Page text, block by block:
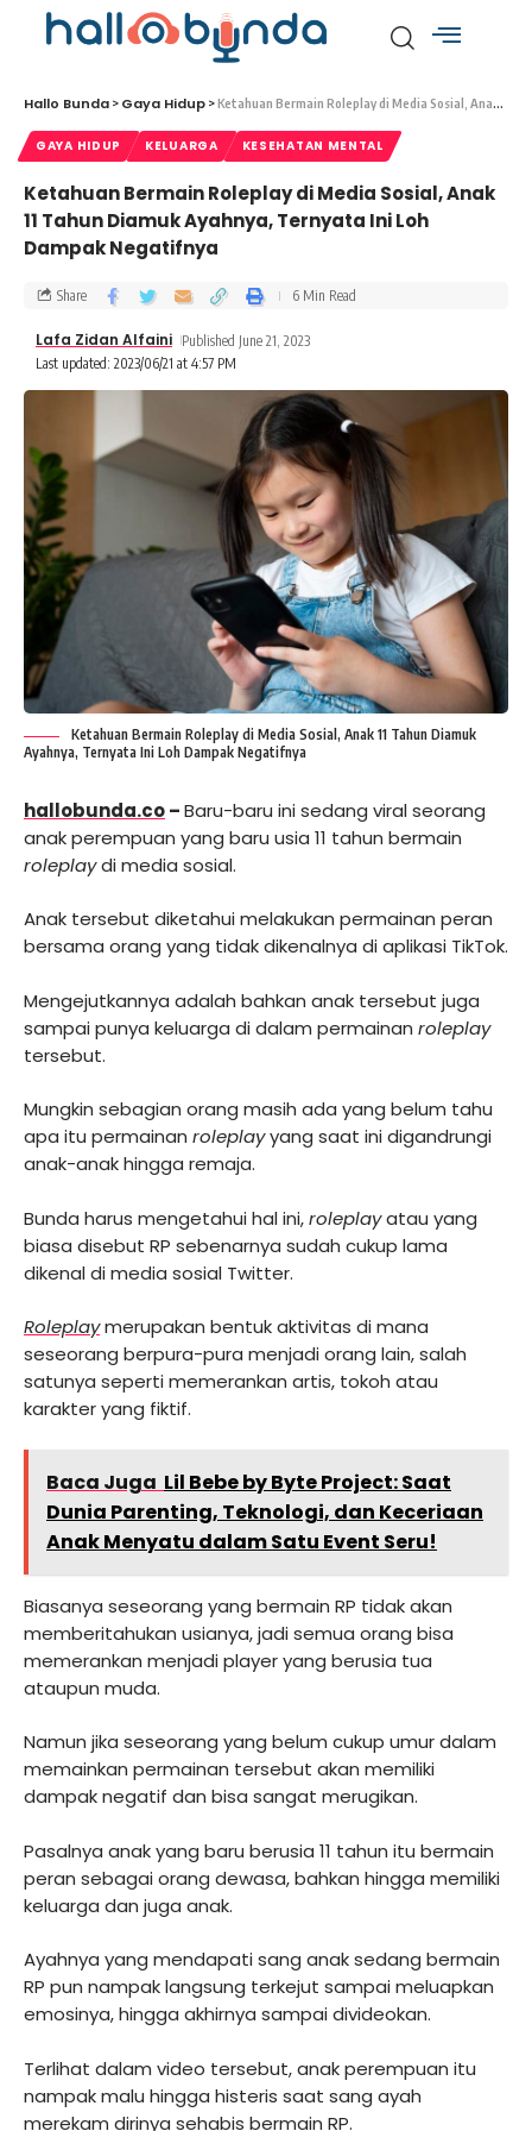
Hallo Bunda > Gaya Hidup >Ketahuan Bermain Roleplay di Media Sosial, Anak 11 Tahun Diamuk Ayahnya, Ternyata Ini Loh Dampak Negatifnya
GAYA HIDUP KELUARGA KESEHATAN MENTAL
Ketahuan Bermain Roleplay di Media Sosial, Anak
11 Tahun Diamuk Ayahnya, Ternyata Ini Loh
Dampak Negatifnya
Last updated: 2023/06/21 at 4:57 PM
Lafa Zidan Alfaini Published June 21, 2023
Share 6 Min Read
Ketahuan Bermain Roleplay di Media Sosial, Anak 11 Tahun Diamuk
Ayahnya, Ternyata Ini Loh Dampak Negatifnya
hallobunda.co–Baru-baru ini sedang viral seorang
anak perempuan yang baru usia 11 tahun bermain
roleplaydi media sosial.
Anak tersebut diketahui melakukan permainan peran
bersama orang yang tidak dikenalnya di aplikasi TikTok.
Mengejutkannya adalah bahkan anak tersebut juga
sampai punya keluarga di dalam permainan roleplay
tersebut.
Mungkin sebagian orang masih ada yang belum tahu
apa itu permainan roleplayyang saat ini digandrungi
anak-anak hingga remaja.
Bunda harus mengetahui hal ini,roleplayatau yang
biasa disebut RP sebenarnya sudah cukup lama
dikenal di media sosial Twitter.
Roleplaymerupakan bentuk aktivitas di mana
seseorang berpura-pura menjadi orang lain, salah
satunya seperti memerankan artis, tokoh atau
karakter yang fiktif.
Baca Juga Lil Bebe by Byte Project: Saat
Dunia Parenting, Teknologi, dan Keceriaan
Anak Menyatu dalam Satu Event Seru!
Biasanya seseorang yang bermain RP tidak akan
memberitahukan usianya, jadi semua orang bisa
memerankan menjadi player yang berusia tua
ataupun muda.
Namun jika seseorang yang belum cukup umur dalam
memainkan permainan tersebut akan memiliki
dampak negatif dan bisa sangat merugikan.
Pasalnya anak yang baru berusia 11 tahun itu bermain
peran sebagai orang dewasa, bahkan hingga memiliki
keluarga dan juga anak.
Ayahnya yang mendapati sang anak sedang bermain
RP pun nampak langsung terkejut sampai meluapkan
emosinya, hingga akhirnya sampai divideokan.
Terlihat dalam video tersebut, anak perempuan itu
nampak malu hingga histeris saat sang ayah
merekam dirinya sehabis bermain RP.